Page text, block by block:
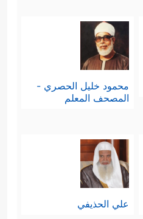
محمود خليل الحصري -
المصحف المعلم
علي الحذيفي